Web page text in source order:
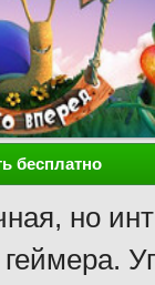
бесплатно
но